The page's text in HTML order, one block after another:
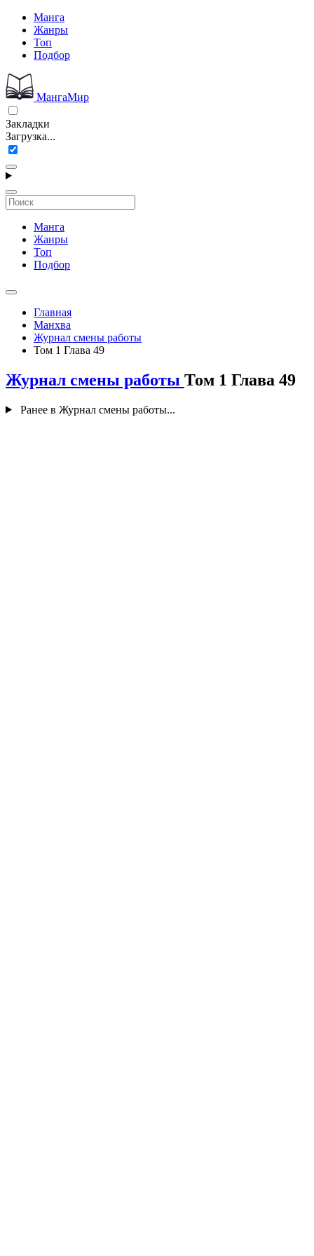
Манга
Жанры
Топ
Подбор
МангаМир
Закладки
Загрузка...
Манга
Жанры
Топ
Подбор
Главная
Манхва
Журнал смены работы
Том 1 Глава 49
Журнал смены работы Том 1 Глава 49
Ранее в Журнал смены работы...